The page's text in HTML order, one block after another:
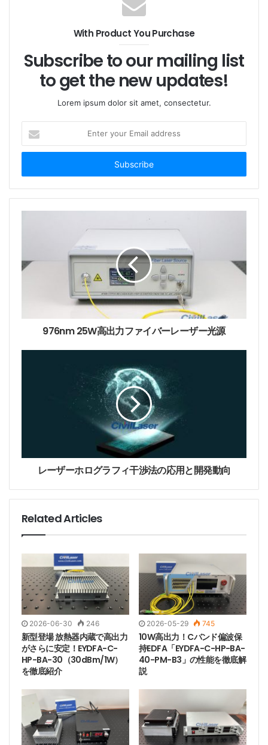
With Product You Purchase
Subscribe to our mailing list
to get the new updates!
Lorem ipsum dolor sit amet, consectetur.
t
r
y
a
d
976nm 25W高出力ファイバーレーザー光源
レーザーホログラフィ干渉法の応用と開発動向
Related Articles
2026-06-30 246
新型登場 放熱器内蔵で高出力
がさらに安定！EYDFA-C-
HP-BA-30（30dBm/1W）
を徹底紹介
2026-05-29 745
10W高出力！Cバンド偏波保
持EDFA「EYDFA-C-HP-BA-
40-PM-B3」の性能を徹底解
説